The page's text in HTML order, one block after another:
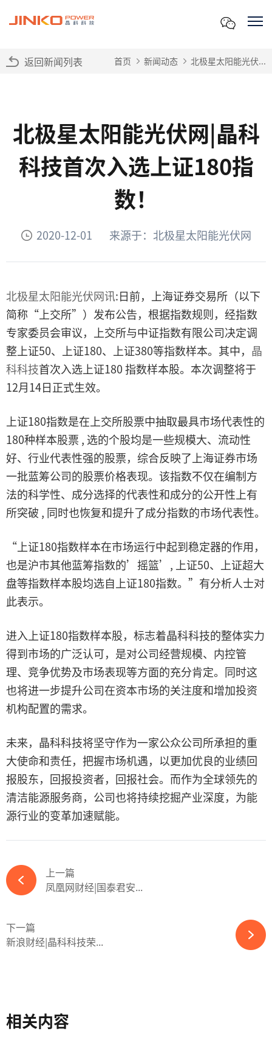
返回新闻列表 首页 新闻动态 北极星太阳能光伏...
北极星太阳能光伏网|晶科
科技首次入选上证180指
数！
2020-12-01 来源于：北极星太阳能光伏网
北极星太阳能光伏网讯:日前，上海证券交易所（以下
简称“上交所”）发布公告，根据指数规则，经指数
专家委员会审议，上交所与中证指数有限公司决定调
整上证50、上证180、上证380等指数样本。其中， 晶
科科技首次入选上证180 指数样本股。本次调整将于
12月14日正式生效。
上证180指数是在上交所股票中抽取最具市场代表性的
180种样本股票 , 选的个股均是一些规模大、流动性
好、行业代表性强的股票，综合反映了上海证券市场
一批蓝筹公司的股票价格表现。该指数不仅在编制方
法的科学性、成分选择的代表性和成分的公开性上有
所突破 , 同时也恢复和提升了成分指数的市场代表性。
“上证180指数样本在市场运行中起到稳定器的作用，
也是沪市其他蓝筹指数的’摇篮’, 上证50、上证超大
盘等指数样本股均选自上证180指数。”有分析人士对
此表示。
进入上证180指数样本股，标志着晶科科技的整体实力
得到市场的广泛认可，是对公司经营规模、内控管
理、竞争优势及市场表现等方面的充分肯定。同时这
也将进一步提升公司在资本市场的关注度和增加投资
机构配置的需求。
未来，晶科科技将坚守作为一家公众公司所承担的重
大使命和责任，把握市场机遇，以更加优良的业绩回
报股东，回报投资者，回报社会。而作为全球领先的
清洁能源服务商，公司也将持续挖掘产业深度，为能
源行业的变革加速赋能。
上一篇
凤凰网财经|国泰君安...
下一篇
新浪财经|晶科科技荣...
相关内容